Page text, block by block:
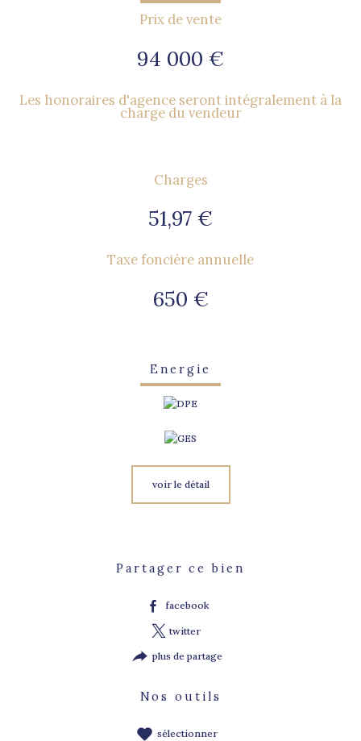
Prix de vente
94 000 €
Les honoraires d'agence seront intégralement à la
charge du vendeur
Charges
51,97 €
Taxe foncière annuelle
650 €
Energie
voir le détail
Partager ce bien
facebook
twitter
plus de partage
Nos outils
sélectionner